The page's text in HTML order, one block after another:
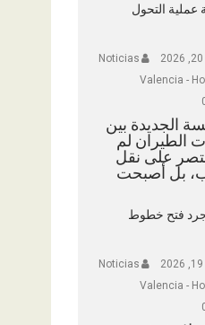
عملية التحول
Noticias
Valencia -
الجديدة بين
الطيران لم
على نقل
بل أصبحت
فتح خطوط
Noticias
Valencia -